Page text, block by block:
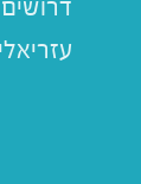
דרושים